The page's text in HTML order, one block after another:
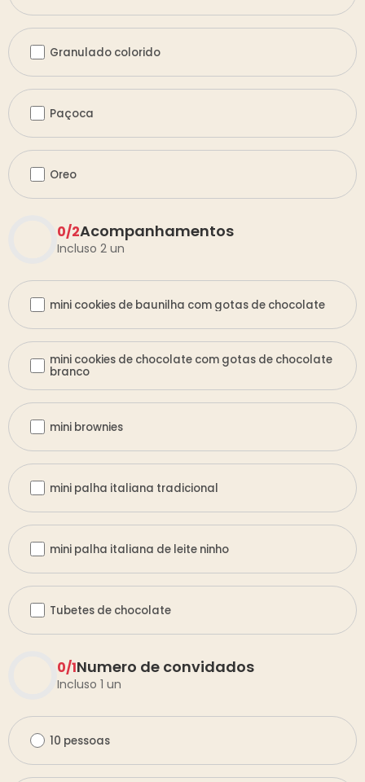
Granulado colorido
Paçoca
Oreo
0/2Acompanhamentos
Incluso 2 un
mini cookies de baunilha com gotas de chocolate
mini cookies de chocolate com gotas de chocolate
branco
mini brownies
mini palha italiana tradicional
mini palha italiana de leite ninho
Tubetes de chocolate
0/1Numero de convidados
Incluso 1 un
10 pessoas